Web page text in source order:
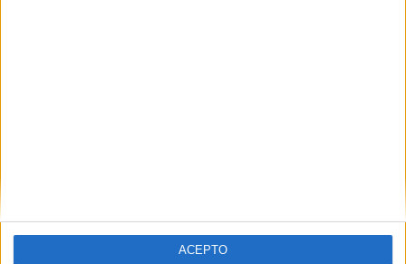
ACEPTO
09003 Burgos
Burgos